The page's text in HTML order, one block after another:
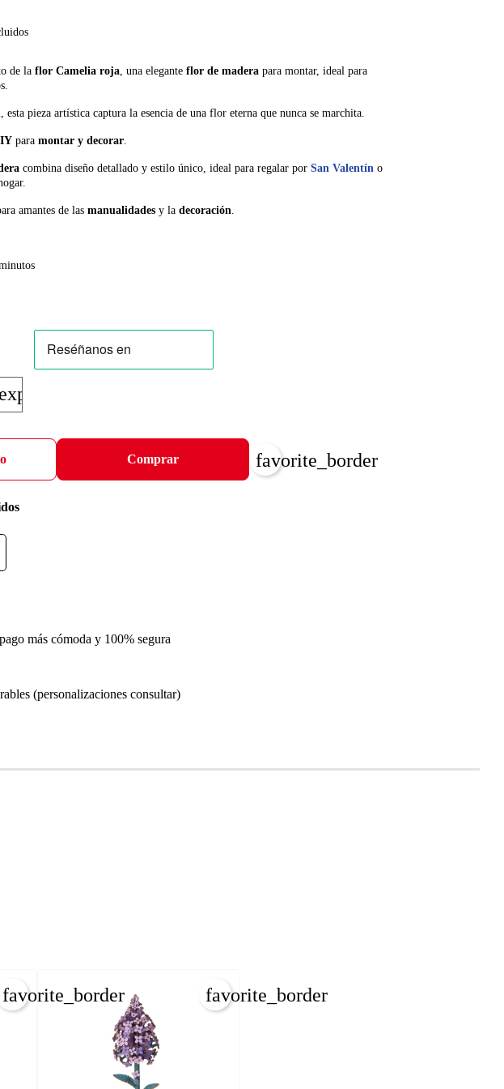
de la flor Camelia roja, una elegante flor de maderapara montar, ideal para
pieza artística captura la esencia de una flor eterna que nunca se marchita.
para montar y decorar.
combina diseño detallado y estilo único, ideal para regalar por San Valentíno
amantes de las manualidadesy la decoración.
expand_less
Comprar favorite_border
más cómoda y 100% segura
(personalizaciones consultar)
favorite_border favorite_border
×